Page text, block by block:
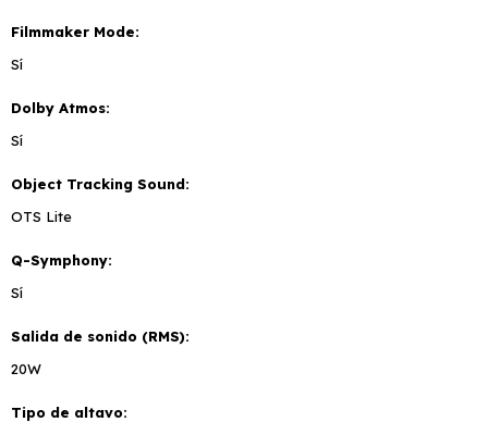
Filmmaker Mode
Sí
Dolby Atmos
Sí
Object Tracking Sound
OTS Lite
Q-Symphony
Sí
Salida de sonido (RMS)
20W
Tipo de altavo